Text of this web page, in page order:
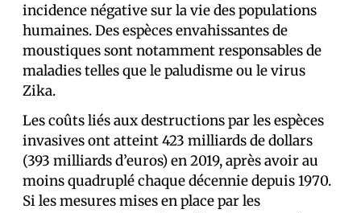
incidence négative sur la vie des populations
humaines. Des espèces envahissantes de
moustiques sont notamment responsables de
maladies telles que le paludisme ou le virus
Zika.
Les coûts liés aux destructions par les espèces
invasives ont atteint 423 milliards de dollars
(393 milliards d’euros) en 2019, après avoir au
moins quadruplé chaque décennie depuis 1970.
Si les mesures mises en place par les